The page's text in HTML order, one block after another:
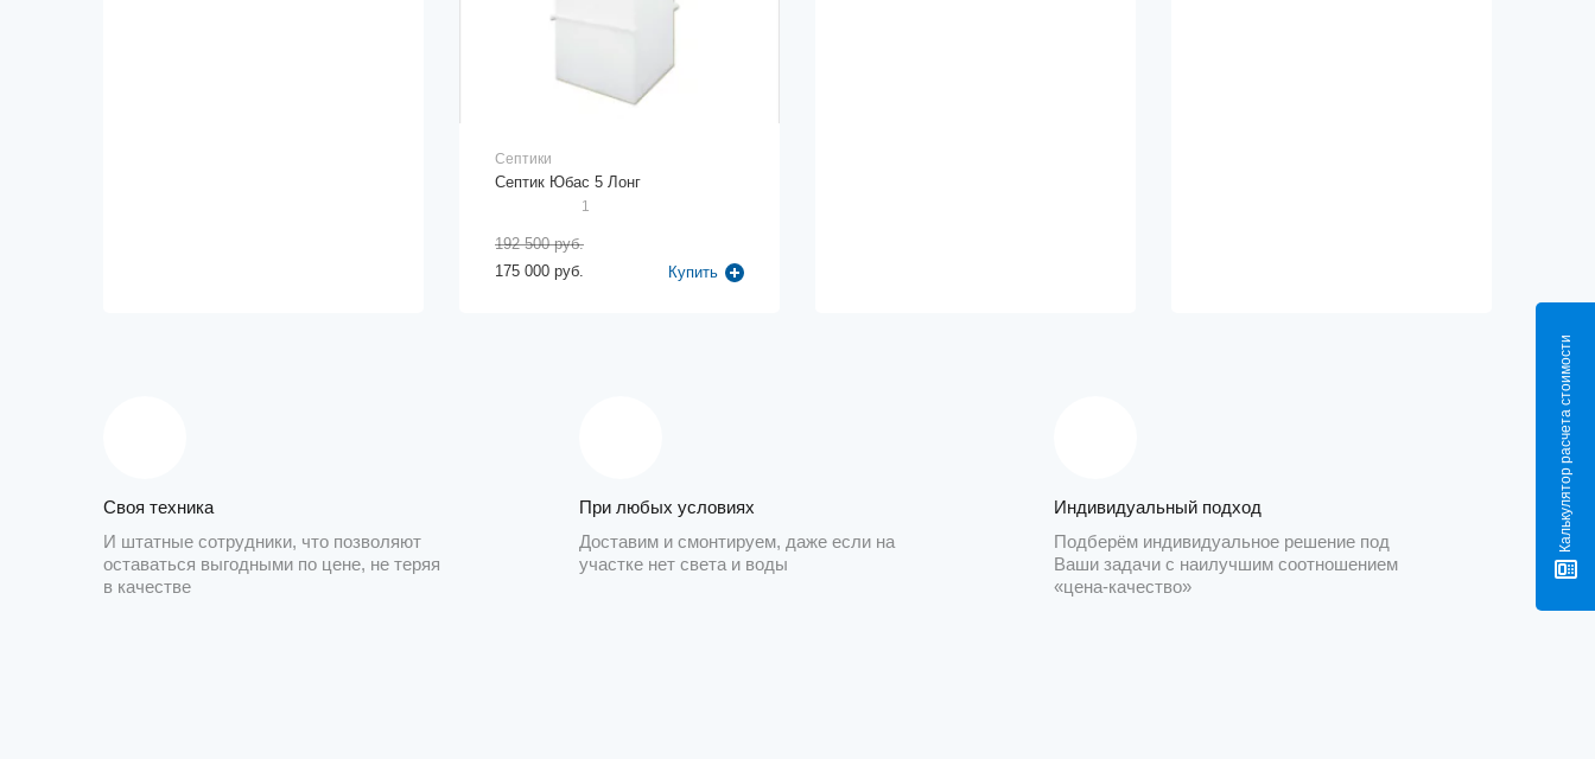
Калькулятор расчета стоимости
Септики
Септик Юбас 5 Лонг
1
175 000 руб.
192 500 руб.
Купить
Своя техника
И штатные сотрудники, что позволяют
оставаться выгодными по цене, не теряя
в качестве
При любых условиях
Доставим и смонтируем, даже если на
участке нет света и воды
Индивидуальный подход
Подберём индивидуальное решение под
Ваши задачи с наилучшим соотношением
«цена-качество»